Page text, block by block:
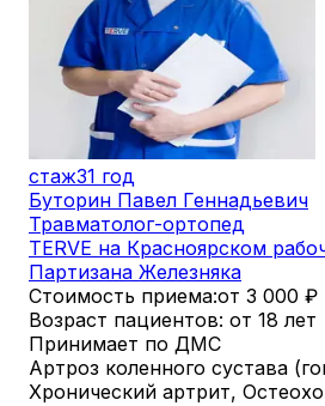
стаж31 год
Буторин Павел Геннадьевич
Травматолог-ортопед
TERVE на Красноярском
Партизана Железняка
Стоимость приема:от 3 000 ₽
Возраст пациентов: от 18 лет
Принимает по ДМС
Артроз коленного сустава
Хронический артрит,